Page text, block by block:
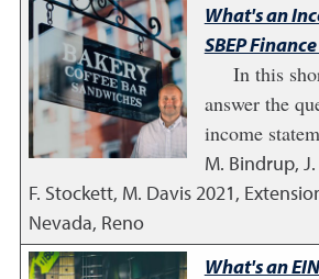
What's an
SBEP
In this
answer the
income
M. Bindrup,
F. Stockett, M. Davis2021,
Nevada, Reno
What's an